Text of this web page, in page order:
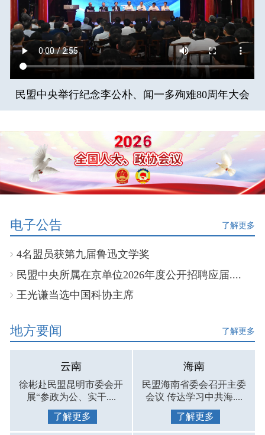
民盟中央举行纪念李公朴、闻一多殉难80周年大会
电子公告 了解更多
4名盟员获第九届鲁迅文学奖
民盟中央所属在京单位2026年度公开招聘应届....
王光谦当选中国科协主席
地方要闻 了解更多
云南
徐彬赴民盟昆明市委会开
展“参政为公、实干....
了解更多
海南
民盟海南省委会召开主委
会议 传达学习中共海....
了解更多